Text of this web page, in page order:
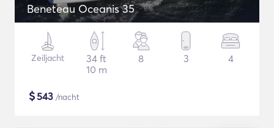
Beneteau Oceanis 35
Zeiljacht
34 ft
10 m
8 3 4
$543 /nacht